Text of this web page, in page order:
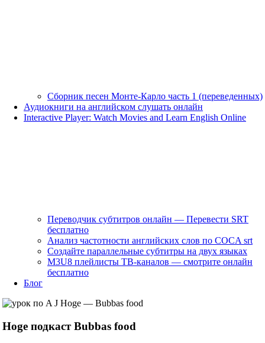
Сборник песен Монте-Карло часть 1 (переведенных)
Аудиокниги на английском слушать онлайн
Interactive Player: Watch Movies and Learn English Online
Переводчик субтитров онлайн — Перевести SRT
бесплатно
Анализ частотности английских слов по COCA srt
Создайте параллельные субтитры на двух языках
M3U8 плейлисты ТВ‑каналов — смотрите онлайн
бесплатно
Блог
Hoge подкаст Bubbas food